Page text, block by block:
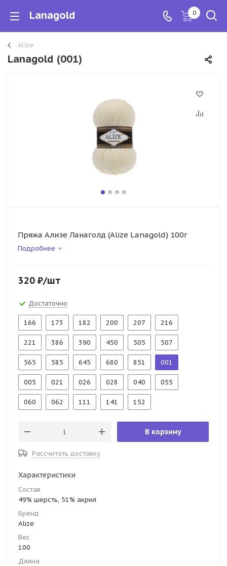
Lanagold 0
Alize
Lanagold (001)
Пряжа Ализе Ланаголд (Alize Lanagold) 100г
Подробнее
320 ₽/шт
Достаточно
166 173 182 200 207 216
221 386 390 450 505 507
565 585 645 680 851 001
005 021 026 028 040 055
060 062 111 141 152
В корзину
Рассчитать доставку
Характеристики
Состав
49% шерсть, 51% акрил
Бренд
Alize
Вес
100
Длина